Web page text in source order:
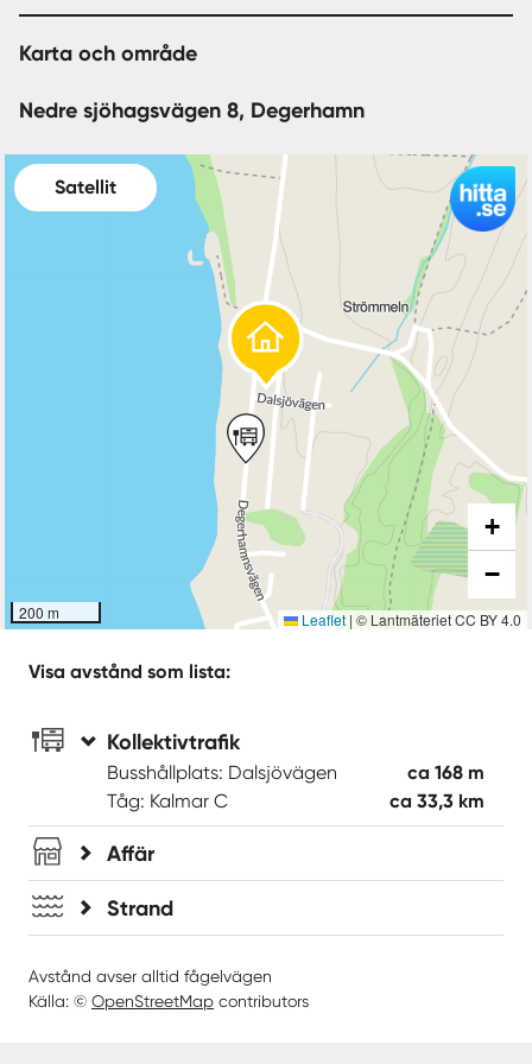
Karta och område
Nedre sjöhagsvägen 8, Degerhamn
Satellit
200 m
+
−
Leaflet | © Lantmäteriet CC BY 4.0
Visa avstånd som lista:
Kollektivtrafik
Busshållplats: Dalsjövägen
ca 168 m
Tåg: Kalmar C
ca 33,3 km
Affär
Strand
Avstånd avser alltid fågelvägen
Källa: © OpenStreetMap contributors